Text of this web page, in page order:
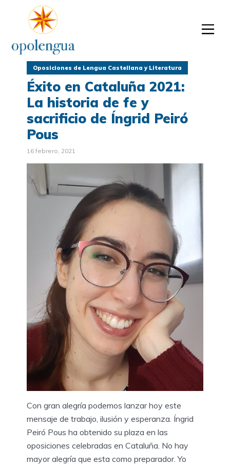
Oposiciones de Lengua Castellana y Literatura
Éxito en Cataluña 2021:
La historia de fe y
sacrificio de Íngrid Peiró
Pous
16 febrero, 2021
Con gran alegría podemos lanzar hoy este
mensaje de trabajo, ilusión y esperanza. Íngrid
Peiró Pous ha obtenido su plaza en las
oposiciones celebradas en Cataluña. No hay
mayor alegría que esta como preparador. Yo